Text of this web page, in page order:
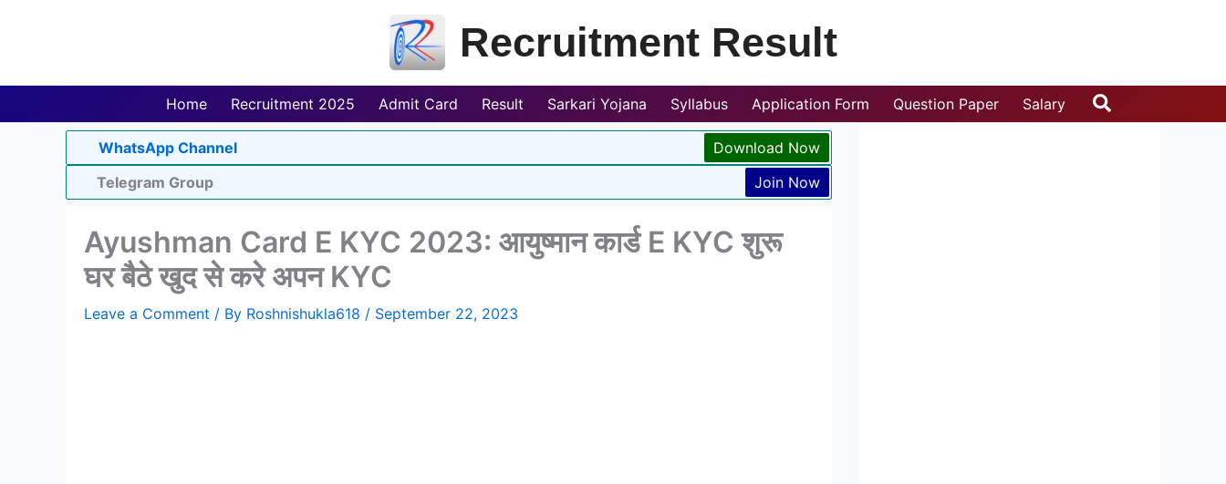
Recruitment Result
Home Recruitment 2025 Admit Card Result Sarkari Yojana Syllabus Application Form Question Paper Salary Search
WhatsApp Channel
Download Now
Telegram Group
Join Now
Ayushman Card E KYC 2023: आयुष्मान कार्ड E KYC शुरू
घर बैठे खुद से करे अपन KYC
Leave a Comment / By Roshnishukla618 / September 22, 2023